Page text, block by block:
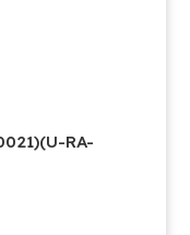
RA-